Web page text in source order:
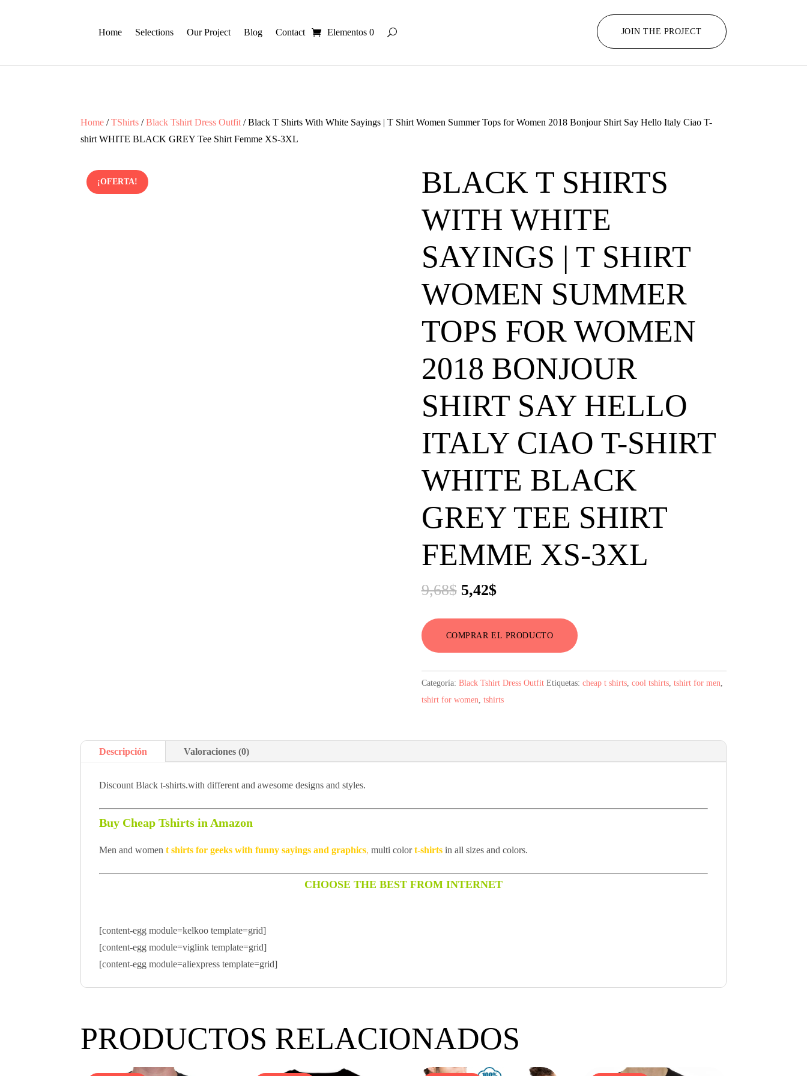
Home Selections Our Project Blog Contact Elementos 0 JOIN THE PROJECT
Home /TShirts /Black Tshirt Dress Outfit / Black T Shirts With White Sayings | T Shirt Women Summer Tops for Women 2018 Bonjour Shirt Say Hello Italy Ciao T-
shirt WHITE BLACK GREY Tee Shirt Femme XS-3XL
¡OFERTA!
BLACK T SHIRTS
WITH WHITE
SAYINGS | T SHIRT
WOMEN SUMMER
TOPS FOR WOMEN
2018 BONJOUR
SHIRT SAY HELLO
ITALY CIAO T-SHIRT
WHITE BLACK
GREY TEE SHIRT
FEMME XS-3XL
9,68$ El
original
era:
9,68$.
5,42$El
actual
es:
5,42$.
COMPRAR EL PRODUCTO
Categoría: Black Tshirt Dress Outfit Etiquetas: cheap t shirts, cool tshirts, tshirt for men
tshirt for women tshirts
Descripción Valoraciones (0)
Discount Black t-shirts.with different and awesome designs and styles.
Buy Cheap Tshirts in Amazon
Men and woment shirts for geeks with funny sayings and graphics, multi colort-shirts in all sizes and colors.
CHOOSE THE BEST FROM INTERNET
[content-egg module=kelkoo template=grid]
[content-egg module=viglink template=grid]
[content-egg module=aliexpress template=grid]
PRODUCTOS RELACIONADOS